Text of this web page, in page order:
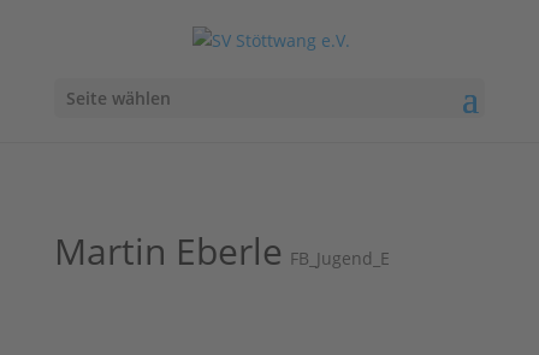
Seite wählen
Martin Eberle FB_Jugend_E